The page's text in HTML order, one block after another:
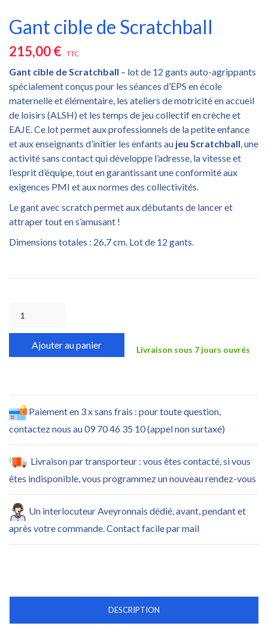
Gant cible de Scratchball
215,00 € TTC
Gant cible de Scratchball – lot de 12 gants auto-agrippants
spécialement conçus pour les séances d’EPS en école
maternelle et élémentaire, les ateliers de motricité en accueil
de loisirs (ALSH) et les temps de jeu collectif en crèche et
EAJE. Ce lot permet aux professionnels de la petite enfance
et aux enseignants d’initier les enfants au jeu Scratchball, une
activité sans contact qui développe l’adresse, la vitesse et
l’esprit d’équipe, tout en garantissant une conformité aux
exigences PMI et aux normes des collectivités.
Le gant avec scratch permet aux débutants de lancer et
attraper tout en s’amusant !
Dimensions totales : 26,7 cm. Lot de 12 gants.
Ajouter au panier Livraison sous 7 jours ouvrés
Paiement en 3 x sans frais : pour toute question,
contactez nous au 09 70 46 35 10 (appel non surtaxé)
Livraison par transporteur : vous êtes contacté, si vous
êtes indisponible, vous programmez un nouveau rendez-vous
Un interlocuteur Aveyronnais dédié, avant, pendant et
après votre commande. Contact facile par mail
DESCRIPTION